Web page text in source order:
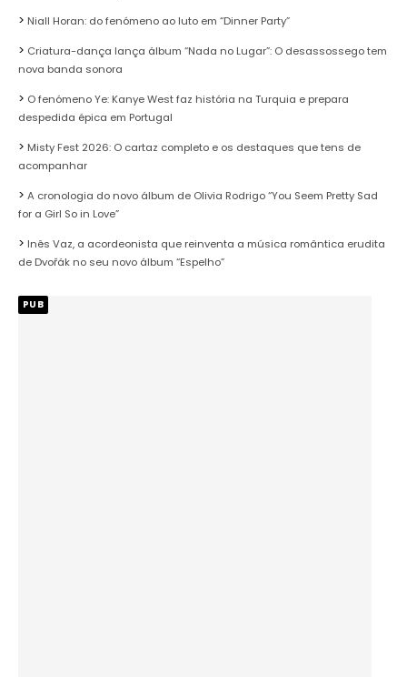
Niall Horan: do fenómeno ao luto em “Dinner Party”
Criatura-dança lança álbum “Nada no Lugar”: O desassossego tem
nova banda sonora
O fenómeno Ye: Kanye West faz história na Turquia e prepara
despedida épica em Portugal
Misty Fest 2026: O cartaz completo e os destaques que tens de
acompanhar
A cronologia do novo álbum de Olivia Rodrigo “You Seem Pretty Sad
for a Girl So in Love”
Inês Vaz, a acordeonista que reinventa a música romântica erudita
de Dvořák no seu novo álbum “Espelho”
PUB